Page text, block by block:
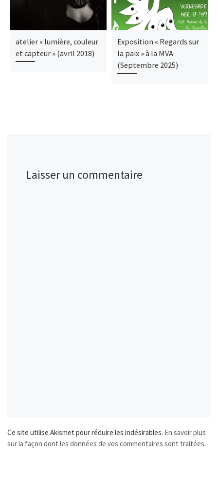
atelier « lumière, couleur
et capteur » (avril 2018)
Exposition « Regards sur
la paix » à la MVA
(Septembre 2025)
Laisser un commentaire
Ce site utilise Akismet pour réduire les indésirables. En savoir plus
sur la façon dont les données de vos commentaires sont traitées.